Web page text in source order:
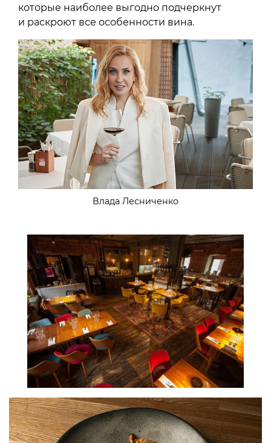
которые наиболее выгодно подчеркнут
и раскроют все особенности вина.
Влада Лесниченко